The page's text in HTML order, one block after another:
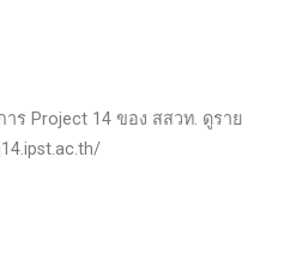
ร Project 14 ของ สสวท. ดูราย